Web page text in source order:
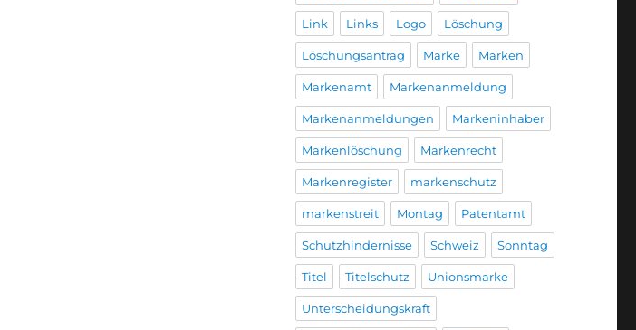
Link Links Logo Löschung
Löschungsantrag Marke Marken
Markenamt Markenanmeldung
Markenanmeldungen Markeninhaber
Markenlöschung Markenrecht
Markenregister markenschutz
markenstreit Montag Patentamt
Schutzhindernisse Schweiz Sonntag
Titel Titelschutz Unionsmarke
Unterscheidungskraft